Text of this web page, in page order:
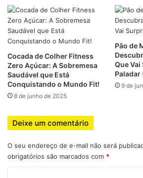
Sal rosa do Himalaia a gosto
Azeite extra virgem para refogar
Benefícios:A abóbora é rica em fibras
enquanto o gengibre acelera o
reduzir inflamações: Receitas de
Batata Doce
Ingredientes:
Cocada de Colher Fitness
Zero Açúcar: A Sobremesa
Saudável que Está
Conquistando o Mundo Fit!
8 de junho de 2025
Pão de
Que
Paladar
9 de
Deixe um comentário
O seu endereço de e-mail não será
obrigatórios são marcados com *